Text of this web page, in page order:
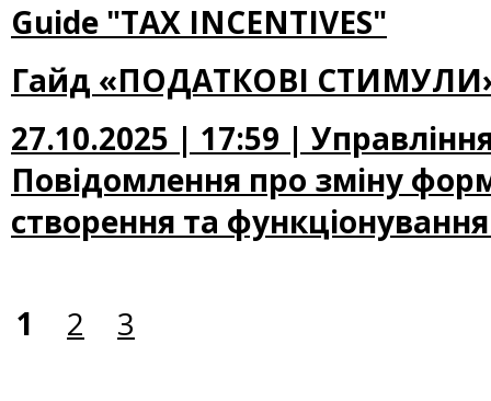
Guide "TAX INCENTIVES"
Гайд «ПОДАТКОВІ
27.10.2025 | 17:59 |
Повідомлення про зміну
створення та
1 2 3